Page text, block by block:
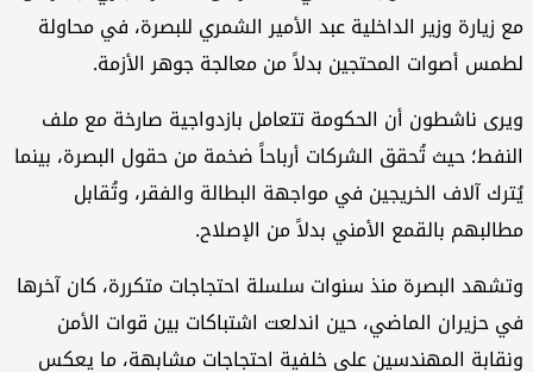
مع زيارة وزير الداخلية عبد الأمير الشمري للبصرة، في محاولة
لطمس أصوات المحتجين بدلاً من معالجة جوهر الأزمة.
ويرى ناشطون أن الحكومة تتعامل بازدواجية صارخة مع ملف
النفط؛ حيث تُحقق الشركات أرباحاً ضخمة من حقول البصرة، بينما
يُترك آلاف الخريجين في مواجهة البطالة والفقر، وتُقابل
مطالبهم بالقمع الأمني بدلاً من الإصلاح.
وتشهد البصرة منذ سنوات سلسلة احتجاجات متكررة، كان آخرها
في حزيران الماضي، حين اندلعت اشتباكات بين قوات الأمن
ونقابة المهندسين على خلفية احتجاجات مشابهة، ما يعكس